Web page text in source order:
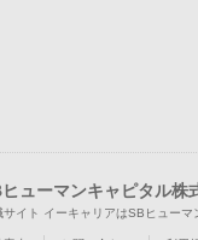
ューマンキャピタル株
サイト イーキャリアはSBヒューマ